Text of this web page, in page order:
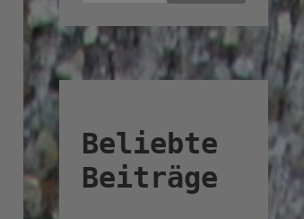
Beliebte
Beiträge